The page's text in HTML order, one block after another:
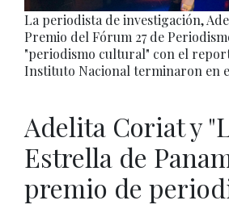
La periodista de investigación,
Premio del Fórum 27 de
"periodismo cultural" con el
Instituto Nacional terminaron en
Adelita Coriat y
Estrella de
premio de